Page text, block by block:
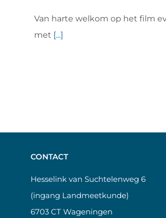
Van harte welkom op het film
met [...]
CONTACT
Hesselink van Suchtelenweg 6
(ingang Landmeetkunde)
6703 CT Wageningen